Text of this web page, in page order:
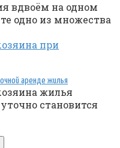
вдвоём на одном
одно из множества
аренде жилья
жилья
становится